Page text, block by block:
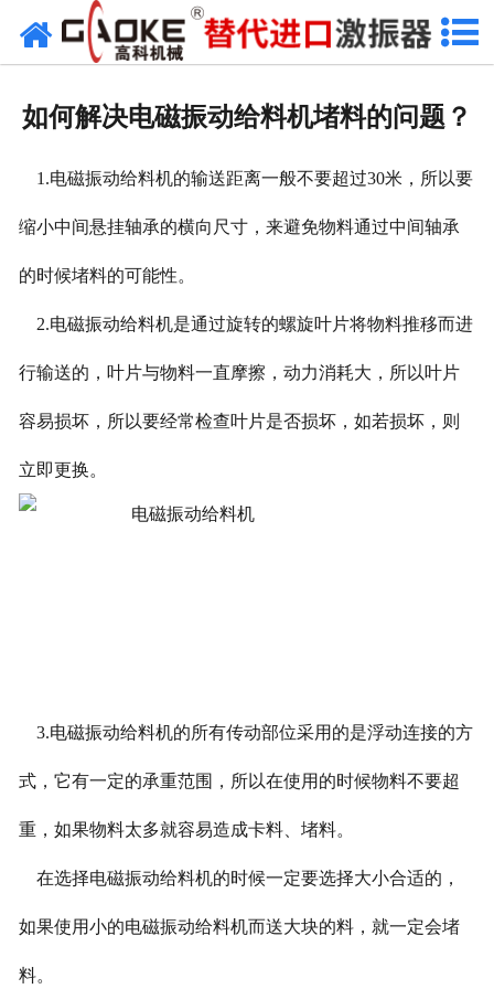
首页
如何解决电磁振动给料机堵料的问题？
1.电磁振动给料机的输送距离一般不要超过30米，所以要
缩小中间悬挂轴承的横向尺寸，来避免物料通过中间轴承
的时候堵料的可能性。
2.电磁振动给料机是通过旋转的螺旋叶片将物料推移而进
行输送的，叶片与物料一直摩擦，动力消耗大，所以叶片
容易损坏，所以要经常检查叶片是否损坏，如若损坏，则
立即更换。
3.电磁振动给料机的所有传动部位采用的是浮动连接的方
式，它有一定的承重范围，所以在使用的时候物料不要超
重，如果物料太多就容易造成卡料、堵料。
在选择电磁振动给料机的时候一定要选择大小合适的，
如果使用小的电磁振动给料机而送大块的料，就一定会堵
料。